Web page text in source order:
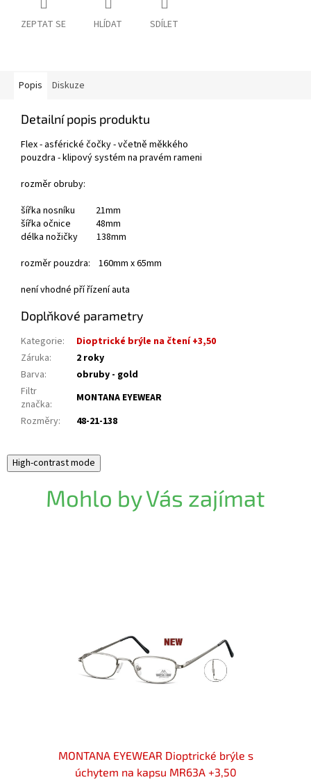
ZEPTAT SE HLÍDAT SDÍLET
Popis Diskuze
Detailní popis produktu
Flex - asférické čočky - včetně měkkého
pouzdra - klipový systém na pravém rameni
rozměr obruby:
šířka nosníku 21mm
šířka očnice 48mm
délka nožičky 138mm
rozměr pouzdra: 160mm x 65mm
není vhodné pří řízení auta
Doplňkové parametry
Kategorie:
Dioptrické brýle na čtení +3,50
Záruka:
2 roky
Barva:
obruby - gold
Filtr
značka:
MONTANA EYEWEAR
Rozměry: 48-21-138
High-contrast mode
Mohlo by Vás zajímat
MONTANA EYEWEAR Dioptrické brýle s
úchytem na kapsu MR63A +3,50